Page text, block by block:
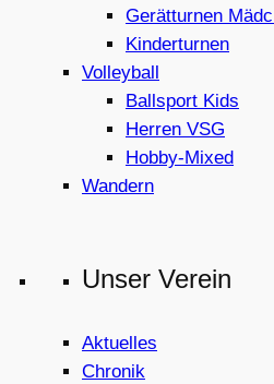
Gerätturnen
Kinderturnen
Volleyball
Ballsport Kids
Herren VSG
Hobby-Mixed
Wandern
Unser Verein
Aktuelles
Chronik